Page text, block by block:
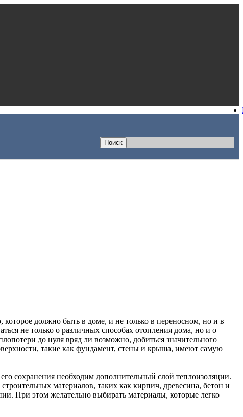
должно быть в доме, и не только в переносном, но и в
не только о различных способах отопления дома, но и о
до нуля вряд ли возможно, добиться значительного
такие как фундамент, стены и крыша, имеют самую
сохранения необходим дополнительный слой теплоизоляции.
материалов, таких как кирпич, древесина, бетон и
При этом желательно выбирать материалы, которые легко